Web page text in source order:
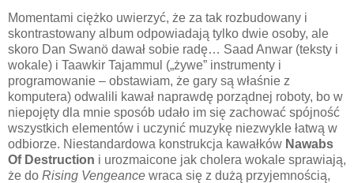
Momentami ciężko uwierzyć, że za tak rozbudowany i
skontrastowany album odpowiadają tylko dwie osoby, ale
skoro Dan Swanö dawał sobie radę… Saad Anwar (teksty i
wokale) i Taawkir Tajammul („żywe” instrumenty i
programowanie – obstawiam, że gary są właśnie z
komputera) odwalili kawał naprawdę porządnej roboty, bo w
niepojęty dla mnie sposób udało im się zachować spójność
wszystkich elementów i uczynić muzykę niezwykle łatwą w
odbiorze. Niestandardowa konstrukcja kawałków Nawabs
Of Destruction i urozmaicone jak cholera wokale sprawiają,
że do Rising Vengeance wraca się z dużą przyjemnością,